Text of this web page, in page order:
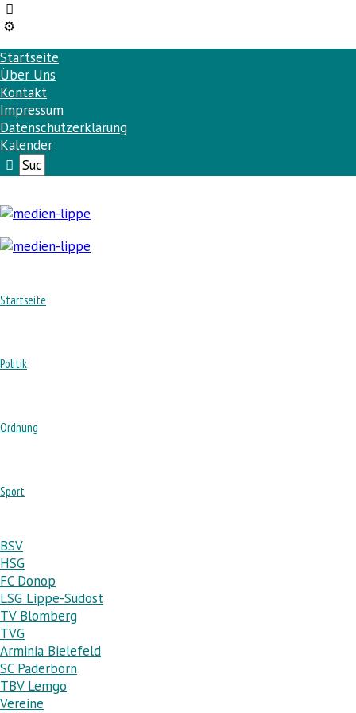
Startseite
Über Uns
Kontakt
Impressum
Datenschutzerklärung
Kalender
Startseite
Politik
Ordnung
Sport
BSV
HSG
FC Donop
LSG Lippe-Südost
TV Blomberg
TVG
Arminia Bielefeld
SC Paderborn
TBV Lemgo
Vereine